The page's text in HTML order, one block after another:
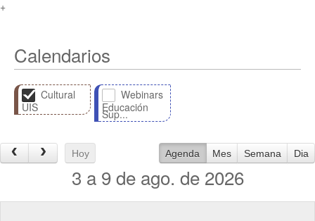
+
Calendarios
Cultural
UIS
Webinars
Educación
Sup...
Hoy Agenda Mes Semana Dia
3 a 9 de ago. de 2026